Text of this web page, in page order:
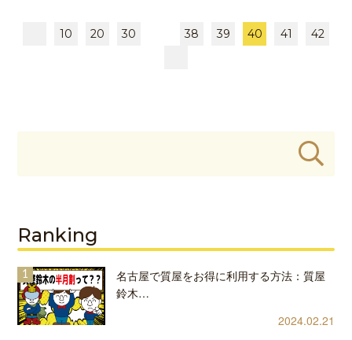
10 20 30 38 39 40 41 42
Ranking
名古屋で質屋をお得に利用する方法：質屋
鈴木…
2024.02.21